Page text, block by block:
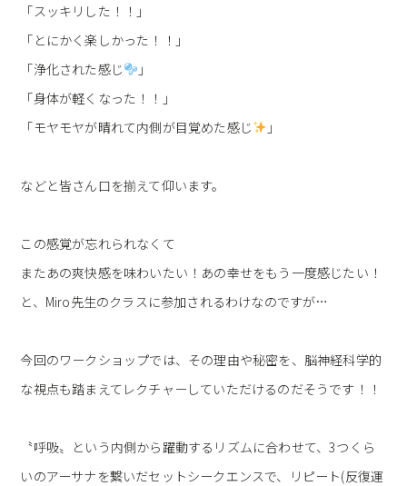
「スッキリした！！」
「とにかく楽しかった！！」
「浄化された感じ
」
「身体が軽くなった！！」
「モヤモヤが晴れて内側が目覚めた感じ
」
などと皆さん口を揃えて仰います。
この感覚が忘れられなくて
またあの爽快感を味わいたい！あの幸せをもう一度感じたい！
と、Miro先生のクラスに参加されるわけなのですが…
今回のワークショップでは、その理由や秘密を、脳神経科学的
な視点も踏まえてレクチャーしていただけるのだそうです！！
〝呼吸〟という内側から躍動するリズムに合わせて、3つくら
いのアーサナを繋いだセットシークエンスで、リピート(反復運